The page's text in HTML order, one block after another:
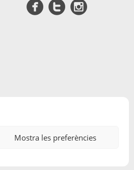
Mostra les preferències
Edicions A Petició, SL· ©2026